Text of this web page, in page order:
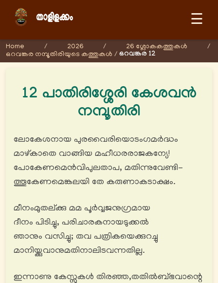
☰
Home / 2026 / 26 ശ്ലോകകത്തുകള്‍
/
ഒറവങ്കര നമ്പൂതിരിയുടെ കത്തുകള്‍ / ഒറവങ്കര 12
12 പാതിരിശ്ശേരി കേശവൻ
നമ്പൂതിരി
ലോകേശനായ പുരവൈരിയൊടംഗമര്‍ദ്ധം
മാഴ്കാതെ വാങ്ങിയ മഹീധരരാജകന്യേ!
പോകേണമെൻവിപുലതാപ, മതിന്നുവേണ്ടി-
ത്തൂകേണമെങ്കലയി തേ കരുണാകടാക്ഷം.
മീനംമുതല്ക്കു മമ പൂർവ്വജനുഗ്രമായ
ദീനം പിടിച്ചു, പരിചാരകനായടുക്കൽ
ഞാനും വസിച്ചു; തവ പത്രികയെക്കുറച്ചു
മാനിയ്ക്കുവാനുമതിനാലിടവന്നതില്ല.
ഇന്നാണു കേസ്സുകൾ തിരഞ്ഞ,തതിൽബ്ഭവാന്റെ